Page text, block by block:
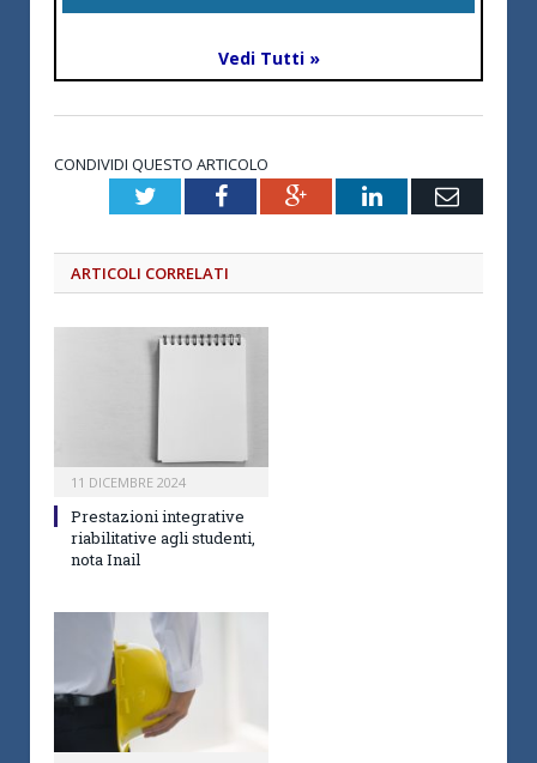
Vedi Tutti »
CONDIVIDI QUESTO ARTICOLO
TwitterFacebookGoogle+LinkedInEmail
ARTICOLI CORRELATI
11 DICEMBRE 2024
Prestazioni integrative
riabilitative agli studenti,
nota Inail